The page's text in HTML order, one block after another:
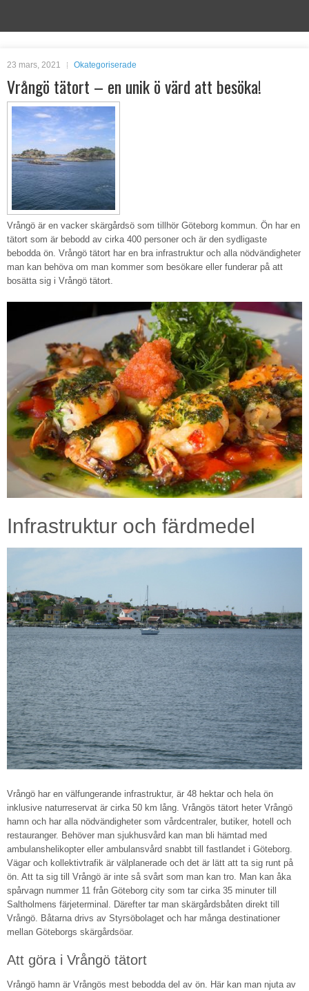
23 mars, 2021 Okategoriserade
Vrångö tätort – en unik ö värd att besöka!
Vrångö är en vacker skärgårdsö som tillhör Göteborg kommun. Ön har en
tätort som är bebodd av cirka 400 personer och är den sydligaste
bebodda ön. Vrångö tätort har en bra infrastruktur och alla nödvändigheter
man kan behöva om man kommer som besökare eller funderar på att
bosätta sig i Vrångö tätort.
Infrastruktur och färdmedel
Vrångö har en välfungerande infrastruktur, är 48 hektar och hela ön
inklusive naturreservat är cirka 50 km lång. Vrångös tätort heter Vrångö
hamn och har alla nödvändigheter som vårdcentraler, butiker, hotell och
restauranger. Behöver man sjukhusvård kan man bli hämtad med
ambulanshelikopter eller ambulansvård snabbt till fastlandet i Göteborg.
Vägar och kollektivtrafik är välplanerade och det är lätt att ta sig runt på
ön. Att ta sig till Vrångö är inte så svårt som man kan tro. Man kan åka
spårvagn nummer 11 från Göteborg city som tar cirka 35 minuter till
Saltholmens färjeterminal. Därefter tar man skärgårdsbåten direkt till
Vrångö. Båtarna drivs av Styrsöbolaget och har många destinationer
mellan Göteborgs skärgårdsöar.
Att göra i Vrångö tätort
Vrångö hamn är Vrångös mest bebodda del av ön. Här kan man njuta av